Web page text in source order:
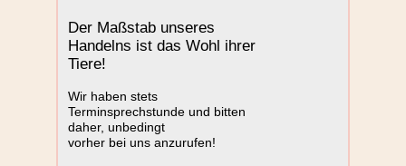
Der Maßstab unseres
Handelns ist das Wohl ihrer
Tiere!
Wir haben stets
Terminsprechstunde und bitten
daher, unbedingt
vorher bei uns anzurufen!